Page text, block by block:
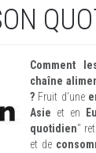
Comment
chaîne
? Fruit d’une
Asie et en
quotidien"
et de